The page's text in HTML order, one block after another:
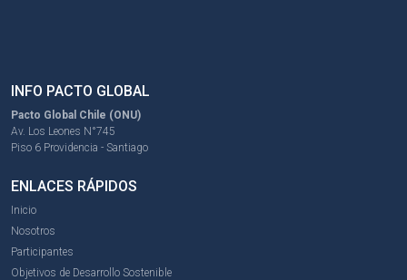
INFO PACTO GLOBAL
Pacto Global Chile (ONU)
Av. Los Leones N°745
Piso 6 Providencia - Santiago
ENLACES RÁPIDOS
Inicio
Nosotros
Participantes
Objetivos de Desarrollo Sostenible